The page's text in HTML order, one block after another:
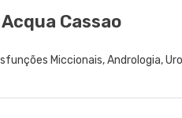
Cassao